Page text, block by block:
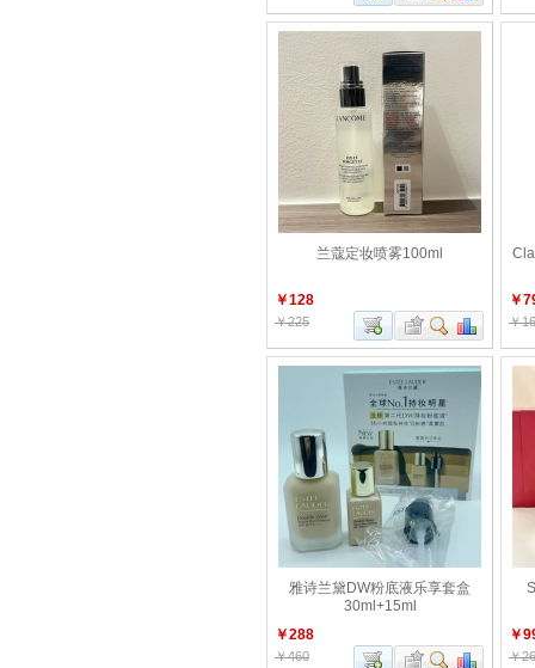
兰蔻定妆喷雾100ml
￥128
￥225
￥
￥
雅诗兰黛DW粉底液乐享套盒
30ml+15ml
￥288
￥460
￥
￥